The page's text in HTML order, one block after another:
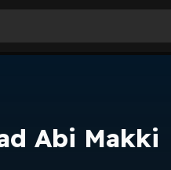
Abi Makki